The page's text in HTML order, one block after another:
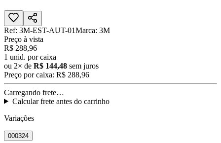
Ref: 3M-EST-AUT-01Marca: 3M
Preço à vista
R$ 288,96
1 unid. por caixa
ou 2× de R$ 144,48 sem juros
Preço por caixa: R$ 288,96
Carregando frete…
Calcular frete antes do carrinho
Variações
000324